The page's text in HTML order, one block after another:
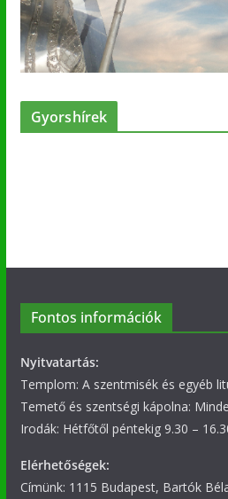
Gyorshírek
Fontos információk
Nyitvatartás:
Templom: A szentmisék és egyéb
Temető és szentségi kápolna:
Irodák: Hétfőtől péntekig 9.30 –
Elérhetőségek:
Címünk: 1115 Budapest, Bartók